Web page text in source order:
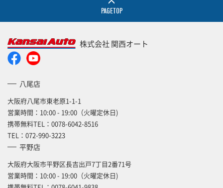
PAGETOP
株式会社 関西オート
八尾店
大阪府八尾市東老原1-1-1
営業時間：10:00 - 19:00（火曜定休日)
携帯無料TEL： 0078-6042-8516
TEL： 072-990-3223
平野店
大阪府大阪市平野区長吉出戸7丁目2番71号
営業時間：10:00 - 19:00（火曜定休日)